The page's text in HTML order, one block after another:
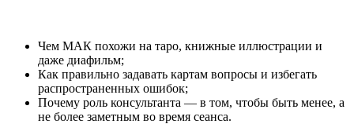
Чем МАК похожи на таро, книжные иллюстрации и
даже диафильм;
Как правильно задавать картам вопросы и избегать
распространенных ошибок;
Почему роль консультанта — в том, чтобы быть менее, а
не более заметным во время сеанса.